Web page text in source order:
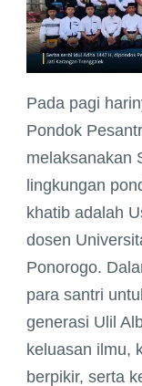
Pada pagi
Pondok
melaksanakan
lingkungan
khatib adalah
dosen
Ponorogo.
para santri
generasi Ulil
keluasan ilmu,
berpikir, serta